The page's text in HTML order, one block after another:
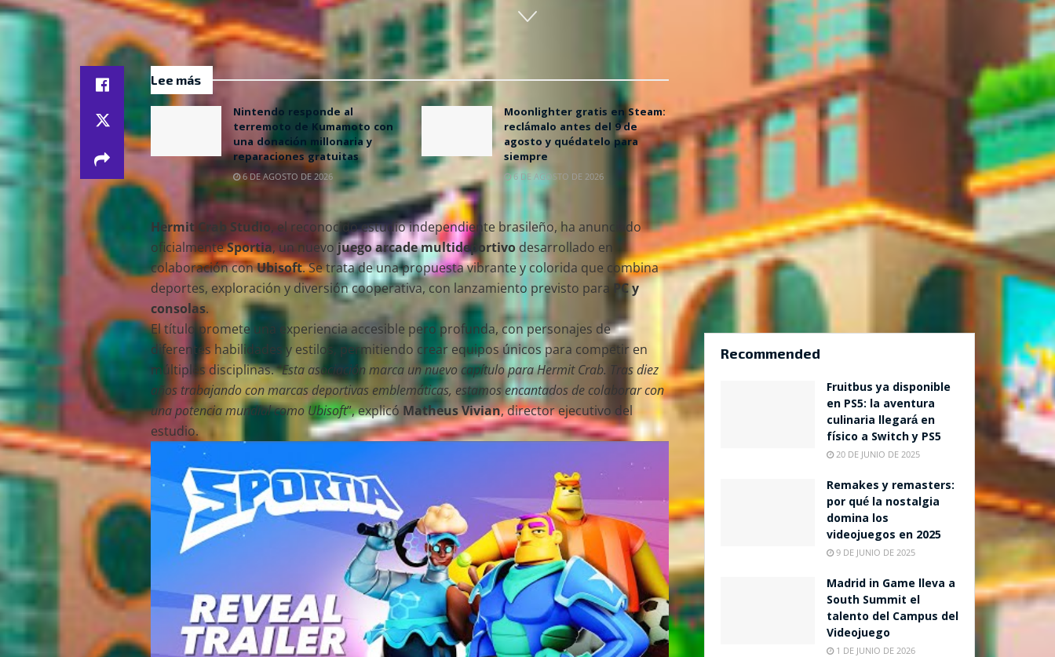
Lee más
Nintendo responde al
terremoto de Kumamoto con
una donación millonaria y
reparaciones gratuitas
6 DE AGOSTO DE 2026
Moonlighter gratis en Steam:
reclámalo antes del 9 de
agosto y quédatelo para
siempre
6 DE AGOSTO DE 2026
Hermit Crab Studio, el reconocido estudio independiente brasileño, ha anunciado
oficialmenteSportia, un nuevojuego arcade multideportivo desarrollado en
colaboración conUbisoft. Se trata de una propuesta vibrante y colorida que combina
deportes, exploración y diversión cooperativa, con lanzamiento previsto para PC y
consolas.
El título promete una experiencia accesible pero profunda, con personajes de
diferentes habilidades y estilos, permitiendo crear equipos únicos para competir en
múltiples disciplinas. “Esta asociación marca un nuevo capítulo para Hermit Crab. Tras diez
años trabajando con marcas deportivas emblemáticas, estamos encantados de colaborar con
una potencia mundial como Ubisoft”, explicó Matheus Vivian, director ejecutivo del
estudio.
Recommended
Fruitbus ya disponible
en PS5: la aventura
culinaria llegará en
físico a Switch y PS5
20 DE JUNIO DE 2025
Remakes y remasters:
por qué la nostalgia
domina los
videojuegos en 2025
9 DE JUNIO DE 2025
Madrid in Game lleva a
South Summit el
talento del Campus del
Videojuego
1 DE JUNIO DE 2026